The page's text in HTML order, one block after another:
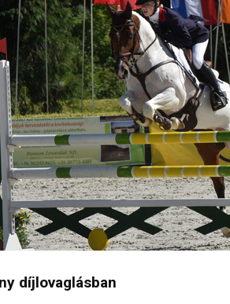
díjlovaglásban